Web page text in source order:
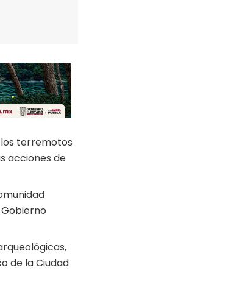
terremotos
acciones de
de la Ciudad